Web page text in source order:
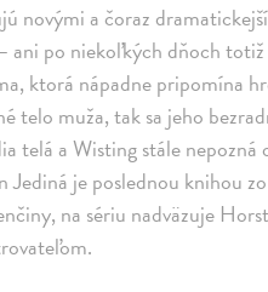
novými a čoraz
ani po niekoľkých dňoch
ktorá nápadne pripomína
telo muža, tak sa jeho
telá a Wisting stále
Jediná je poslednou knihou
na sériu nadväzuje